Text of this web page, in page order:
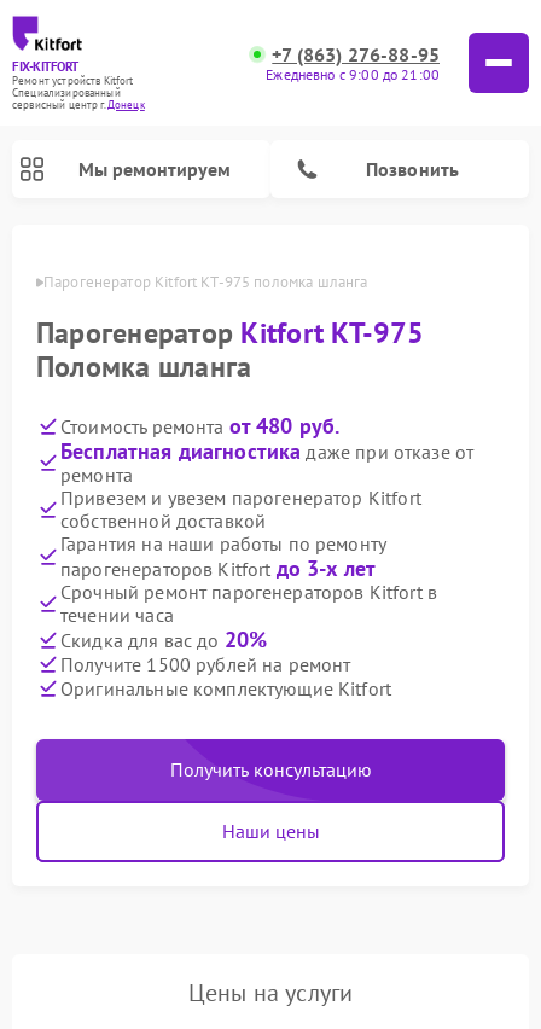
FIX-KITFORT
Ремонт устройств Kitfort
Специализированный
cервисный центр г.Донецк
+7 (863) 276-88-95
Ежедневно с 9:00 до 21:00
Мы ремонтируем Позвонить
Парогенератор Kitfort КТ-975 поломка шланга
Парогенератор Kitfort КТ-975
Поломка шланга
Стоимость ремонта от 480 руб.
Бесплатная диагностика даже при отказе от
ремонта
Привезем и увезем парогенератор Kitfort
собственной доставкой
Гарантия на наши работы по ремонту
парогенераторов Kitfort до 3-х лет
Срочный ремонт парогенераторов Kitfort в
течении часа
Скидка для вас до 20%
Получите 1500 рублей на ремонт
Оригинальные комплектующие Kitfort
Получить консультацию
Наши цены
Цены на услуги